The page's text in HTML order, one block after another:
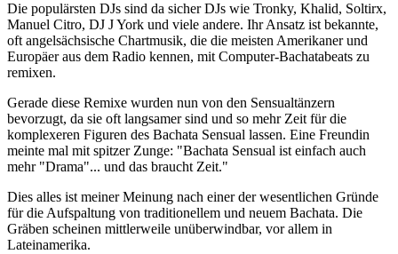
Die populärsten DJs sind da sicher DJs wie Tronky, Khalid, Soltirx,
Manuel Citro, DJ J York und viele andere. Ihr Ansatz ist bekannte,
oft angelsächsische Chartmusik, die die meisten Amerikaner und
Europäer aus dem Radio kennen, mit Computer-Bachatabeats zu
remixen.
Gerade diese Remixe wurden nun von den Sensualtänzern
bevorzugt, da sie oft langsamer sind und so mehr Zeit für die
komplexeren Figuren des Bachata Sensual lassen. Eine Freundin
meinte mal mit spitzer Zunge: "Bachata Sensual ist einfach auch
mehr "Drama"... und das braucht Zeit."
Dies alles ist meiner Meinung nach einer der wesentlichen Gründe
für die Aufspaltung von traditionellem und neuem Bachata. Die
Gräben scheinen mittlerweile unüberwindbar, vor allem in
Lateinamerika.